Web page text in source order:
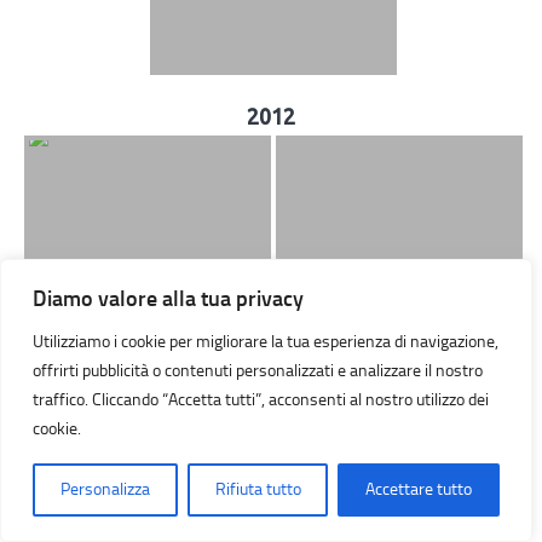
Diamo valore alla tua privacy
Utilizziamo i cookie per migliorare la tua esperienza di navigazione,
offrirti pubblicità o contenuti personalizzati e analizzare il nostro
traffico. Cliccando “Accetta tutti”, acconsenti al nostro utilizzo dei
cookie.
Personalizza Rifiuta tutto Accettare tutto
2012
2011